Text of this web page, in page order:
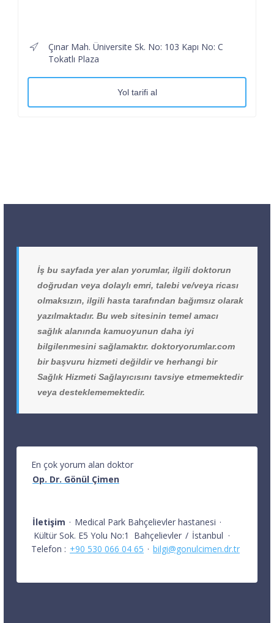
Çınar Mah. Üniversite Sk. No: 103 Kapı No: C
Tokatlı Plaza
Yol tarifi al
İş bu sayfada yer alan yorumlar, ilgili doktorun
doğrudan veya dolaylı emri, talebi ve/veya ricası
olmaksızın, ilgili hasta tarafından bağımsız olarak
yazılmaktadır. Bu web sitesinin temel amacı
sağlık alanında kamuoyunun daha iyi
bilgilenmesini sağlamaktır. doktoryorumlar.com
bir başvuru hizmeti değildir ve herhangi bir
Sağlık Hizmeti Sağlayıcısını tavsiye etmemektedir
veya desteklememektedir.
En çok yorum alan doktor
Op. Dr. Gönül Çimen
İletişim · Medical Park Bahçelievler hastanesi ·
Kültür Sok. E5 Yolu No:1
Bahçelievler / İstanbul ·
Telefon : +90 530 066 04 65 · bilgi@gonulcimen.dr.tr